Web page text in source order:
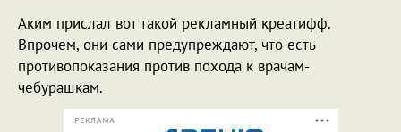
Аким прислал вот такой рекламный креатифф.
Впрочем, они сами предупреждают, что есть
противопоказания против похода к врачам-
чебурашкам.